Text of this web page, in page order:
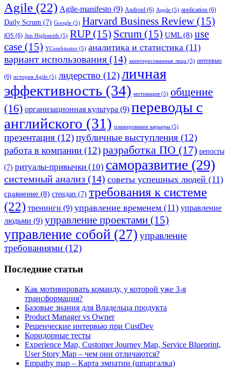
Agile (22) Agile-manifesto (9) Android (6) Apple (5) application (6)
Daily Scrum (7) Google (5) Harvard Business Review (15)
iOS (6) Jim Highsmith (5) RUP (15) Scrum (15) UML(8) use
case (15) YCombinator (5) аналитика и статистика (11)
вариант использования (14) заинтересованные лица (5) интервью
(6) история Agile (5) лидерство (12)личная
эффективность (34) мотивация (5) общение
(16) организационная культура (9) переводы с
английского (31) планирование карьеры (5)
презентация (12)публичные выступления (12)
работа в компании (12)разработка ПО (17) репосты
(7) ритуалы-привычки (10) саморазвитие (29)
системный анализ (14) советы успешных людей (11)
сравнение (8) стендап (7) требования к системе
(22) тренинги (9) управление временем (11) управление
людьми (9) управление проектами (15)
управление собой (27) управление
требованиями (12)
Последние статьи
Как мотивировать команду, у которой уже 3-я
трансформация?
Базовые знания для Владельца продукта
Product Manager vs Owner
Решенческие интервью при CustDev
Коридорные тесты
Experience Map, Customer Journey Map, Service Blueprint,
User Story Map – чем они отличаются?
Empathy map – Карта эмпатии (шпаргалка)